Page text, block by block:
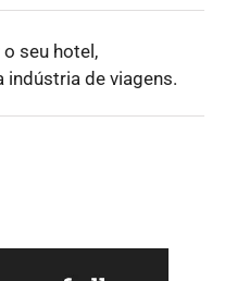
seu hotel,
indústria de viagens.